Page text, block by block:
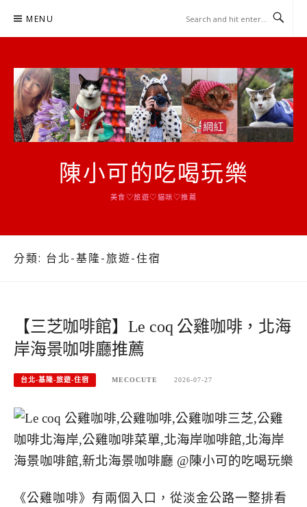
MENU
陳小可的吃喝玩樂
美食♡旅遊♡貓咪♡推薦
分類: 台北-基隆-旅遊-住宿
【三芝咖啡館】Le coq 公雞咖啡，北海
岸海景咖啡廳推薦
台北-基隆-旅遊-住宿 MECOCUTE 2026-07-27
《公雞咖啡》有兩個入口，從淡金公路一整排看